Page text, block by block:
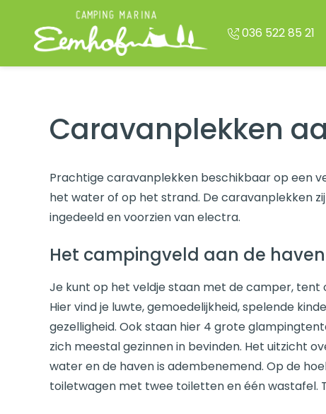
Overslaan en naar de inhoud gaan
036 522 85 21
Caravanplekken
Prachtige caravanplekken beschikbaar op een
het water of op het strand. De caravanplekken
ingedeeld en voorzien van electra.
Het campingveld aan de haven
Je kunt op het veldje staan met de camper, tent
Hier vind je luwte, gemoedelijkheid, spelende
gezelligheid. Ook staan hier 4 grote
zich meestal gezinnen in bevinden. Het uitzicht
water en de haven is adembenemend. Op de
toiletwagen met twee toiletten en één wastafel.